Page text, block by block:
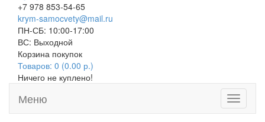
+7 978 853-54-65
krym-samocvety@mail.ru
ПН-СБ: 10:00-17:00
ВС: Выходной
Корзина покупок
Товаров: 0 (0.00 р.)
Ничего не куплено!
Toggle
Меню